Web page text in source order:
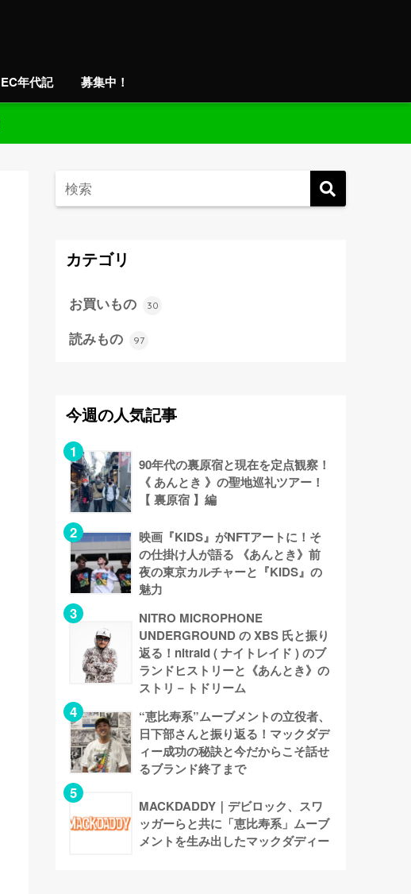
EC年代記 募集中！
カテゴリ
お買いもの 30
読みもの 97
今週の人気記事
90年代の裏原宿と現在を定点観察！
《 あんとき 》の聖地巡礼ツアー！
【 裏原宿 】編
映画『KIDS』がNFTアートに！そ
の仕掛け人が語る 《あんとき》前
夜の東京カルチャーと『KIDS』の
魅力
NITRO MICROPHONE
UNDERGROUND の XBS 氏と振り
返る！nitraid ( ナイトレイド ) のブ
ランドヒストリーと《あんとき》の
ストリ－トドリーム
“恵比寿系”ムーブメントの立役者、
日下部さんと振り返る！マックダデ
ィー成功の秘訣と今だからこそ話せ
るブランド終了まで
MACKDADDY｜デビロック、スワ
ッガーらと共に「恵比寿系」ムーブ
メントを生み出したマックダディー